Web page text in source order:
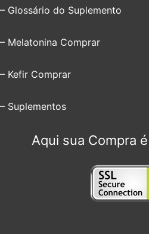
– Glossário do Suplemento
– Melatonina Comprar
– Kefir Comprar
– Suplementos
Aqui sua Compra